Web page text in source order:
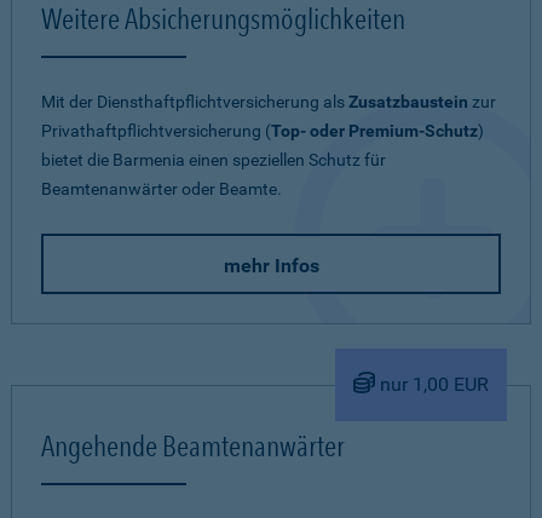
Weitere Absicherungsmöglichkeiten
Mit der Diensthaftpflichtversicherung alsZusatzbaustein zur
Privathaftpflichtversicherung (Top- oder Premium-Schutz)
bietet die Barmenia einen speziellen Schutz für
Beamtenanwärter oder Beamte.
mehr Infos
nur 1,00 EUR
Angehende Beamtenanwärter